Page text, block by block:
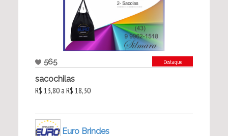
565 Destaque
sacochilas
R$ 13,80 a R$ 18,30
Euro Brindes